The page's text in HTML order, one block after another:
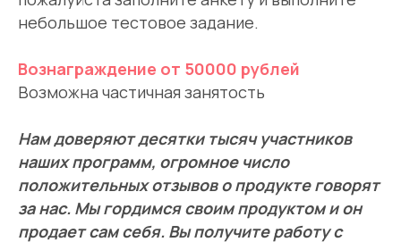
небольшое тестовое задание.
Вознаграждение от 50000 рублей
Возможна частичная занятость
Нам доверяют десятки тысяч участников
наших программ, огромное число
положительных отзывов о продукте говорят
за нас. Мы гордимся своим продуктом и он
продает сам себя. Вы получите работу с